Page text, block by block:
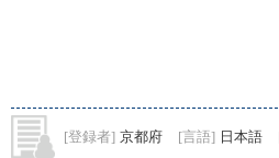
[登録者] 京都府 [言語] 日本語